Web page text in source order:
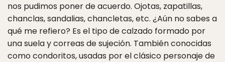
nos pudimos poner de acuerdo. Ojotas, zapatillas,
chanclas, sandalias, chancletas, etc. ¿Aún no sabes a
qué me refiero? Es el tipo de calzado formado por
una suela y correas de sujeción. También conocidas
como condoritos, usadas por el clásico personaje de